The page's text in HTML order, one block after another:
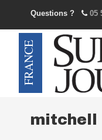
Questions ? 05
Navigation
mitchell